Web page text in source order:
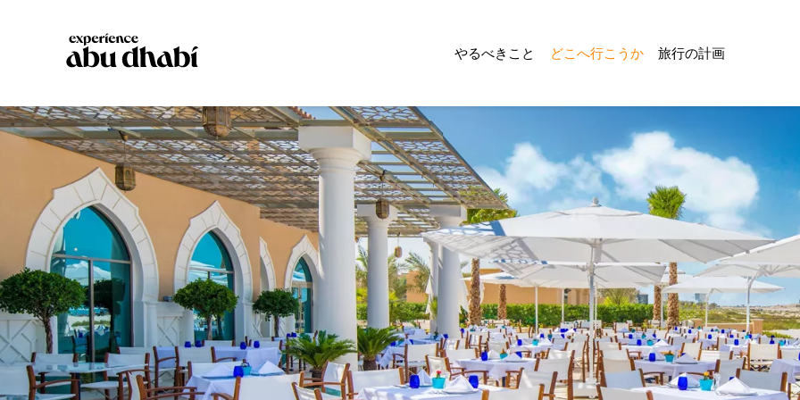
やるべきこと どこへ行こうか 旅行の計画